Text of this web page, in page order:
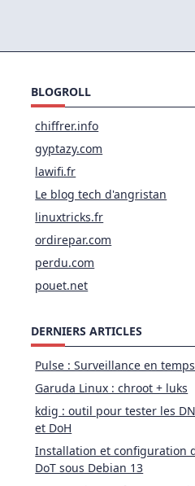
BLOGROLL
chiffrer.info
gyptazy.com
lawifi.fr
Le blog tech d'angristan
linuxtricks.fr
ordirepar.com
perdu.com
pouet.net
DERNIERS ARTICLES
Pulse : Surveillance en
Garuda Linux : chroot + luks
kdig : outil pour tester les
et DoH
Installation et configuration
DoT sous Debian 13